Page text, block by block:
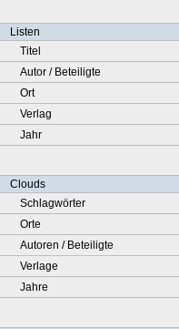
Listen
Titel
Autor / Beteiligte
Ort
Verlag
Jahr
Clouds
Schlagwörter
Orte
Autoren / Beteiligte
Verlage
Jahre